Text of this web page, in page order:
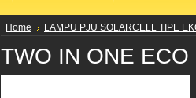
Home LAMPU PJU SOLARCELL TIPE
TWO IN ONE